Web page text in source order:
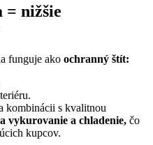
= nižšie
funguje ako ochranný štít:
kombinácii s kvalitnou
vykurovanie a chladenie, čo
kupcov.